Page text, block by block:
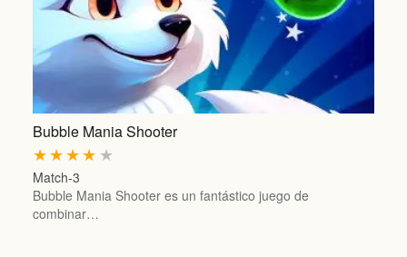
Bubble Mania Shooter
★
★
★
★
★
Match-3
Bubble Mania Shooter es un fantástico juego de
combinar…